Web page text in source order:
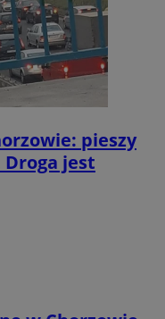
pieszy
Droga jest